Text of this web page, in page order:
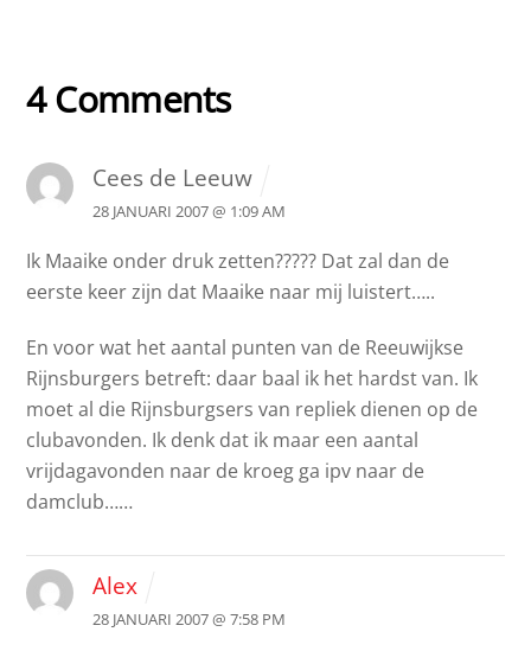
4 Comments
Cees de Leeuw
28 JANUARI 2007 @ 1:09 AM
Ik Maaike onder druk zetten????? Dat zal dan de
eerste keer zijn dat Maaike naar mij luistert…..
En voor wat het aantal punten van de Reeuwijkse
Rijnsburgers betreft: daar baal ik het hardst van. Ik
moet al die Rijnsburgsers van repliek dienen op de
clubavonden. Ik denk dat ik maar een aantal
vrijdagavonden naar de kroeg ga ipv naar de
damclub……
Alex
28 JANUARI 2007 @ 7:58 PM